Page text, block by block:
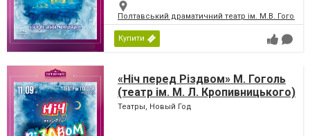
Полтавський драматичний театр ім. М.В. Гоголя
Купити
«Ніч перед Різдвом» М. Гоголь
(театр ім. М. Л. Кропивницького)
Театры, Новый Год